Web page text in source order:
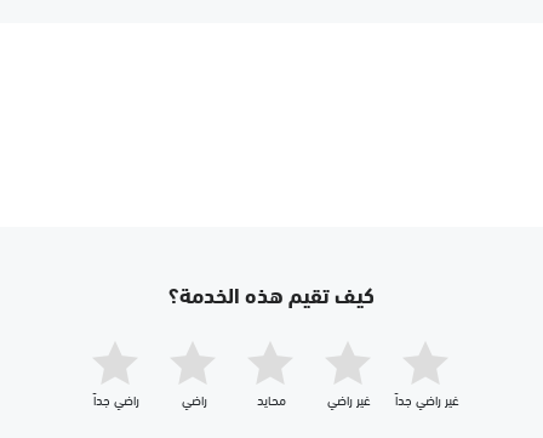
كيف تقيم هذه الخدمة؟
غير راضي جداّ غير راضي محايد راضي راضي جداّ